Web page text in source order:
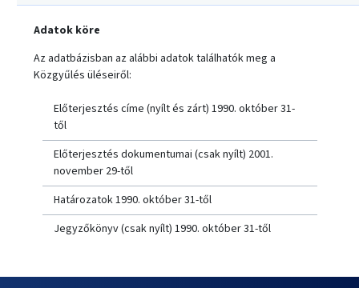
Adatok köre
Az adatbázisban az alábbi adatok találhatók meg a
Közgyűlés üléseiről:
Előterjesztés címe (nyílt és zárt) 1990. október 31-
től
Előterjesztés dokumentumai (csak nyílt) 2001.
november 29-től
Határozatok 1990. október 31-től
Jegyzőkönyv (csak nyílt) 1990. október 31-től